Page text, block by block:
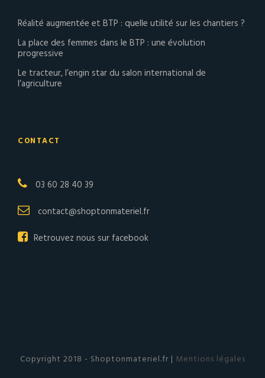
Réalité augmentée et BTP : quelle utilité sur les chantiers ?
La place des femmes dans le BTP : une évolution
progressive
Le tracteur, l’engin star du salon international de
l’agriculture
CONTACT
03 60 28 40 39
contact@shoptonmateriel.fr
Retrouvez nous sur facebook
Copyright 2018 - Shoptonmateriel.fr | Mentions légales